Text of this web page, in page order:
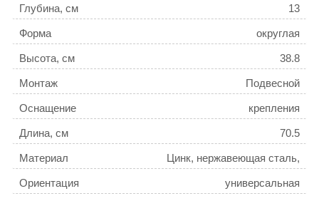
Глубина, см 13
Форма округлая
Высота, см 38.8
Монтаж Подвесной
Оснащение крепления
Длина, см 70.5
Материал
Цинк, нержавеющая сталь,
стекло
Ориентация
универсальная